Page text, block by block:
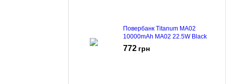
Повербанк Titanum MA02
10000mAh MA02 22.5W Black
772 грн